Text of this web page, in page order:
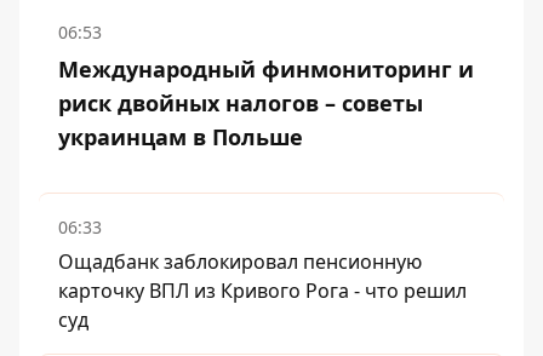
06:53
Международный финмониторинг и
риск двойных налогов – советы
украинцам в Польше
06:33
Ощадбанк заблокировал пенсионную
карточку ВПЛ из Кривого Рога - что решил
суд